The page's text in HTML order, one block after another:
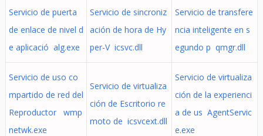
Servicio de puerta
de enlace de nivel d
e aplicació alg.exe
Servicio de sincroniz
ación de hora de Hy
per-V icsvc.dll
Servicio de transfere
ncia inteligente en s
egundo p qmgr.dll
Servicio de uso co
mpartido de red del
Reproductor wmp
netwk.exe
Servicio de virtualiza
ción de Escritorio re
moto de icsvcext.dll
Servicio de virtualiza
ción de la experienci
a de us AgentServic
e.exe